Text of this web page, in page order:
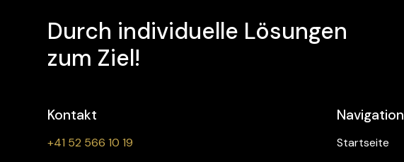
Durch individuelle Lösungen
zum Ziel!
Kontakt
+41 52 566 10 19
Navigation
Startseite